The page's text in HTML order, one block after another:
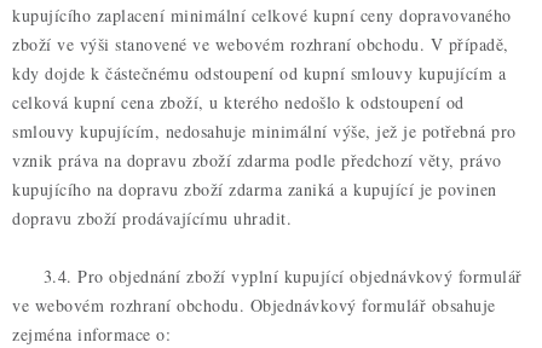
kupujícího zaplacení minimální celkové kupní ceny dopravovaného
zboží ve výši stanovené ve webovém rozhraní obchodu. V případě,
kdy dojde k částečnému odstoupení od kupní smlouvy kupujícím a
celková kupní cena zboží, u kterého nedošlo k odstoupení od
smlouvy kupujícím, nedosahuje minimální výše, jež je potřebná pro
vznik práva na dopravu zboží zdarma podle předchozí věty, právo
kupujícího na dopravu zboží zdarma zaniká a kupující je povinen
dopravu zboží prodávajícímu uhradit.
3.4. Pro objednání zboží vyplní kupující objednávkový formulář
ve webovém rozhraní obchodu. Objednávkový formulář obsahuje
zejména informace o: